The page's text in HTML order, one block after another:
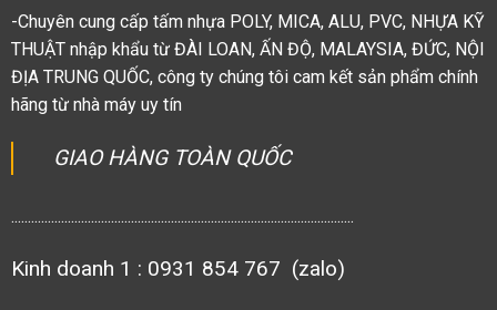
-Chuyên cung cấp tấm nhựa POLY, MICA, ALU, PVC, NHỰA KỸ
THUẬT nhập khẩu từ ĐÀI LOAN, ẤN ĐỘ, MALAYSIA, ĐỨC, NỘI
ĐỊA TRUNG QUỐC, công ty chúng tôi cam kết sản phẩm chính
hãng từ nhà máy uy tín
GIAO HÀNG TOÀN QUỐC
.......................................................................................................
Kinh doanh 1 : 0931 854 767 (zalo)